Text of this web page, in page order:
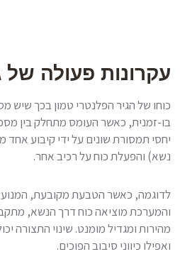
עקרונות פעולה של
כוחו של הגיר הפלנטרי טמון בכך שיש
בו-זמנית, כאשר העומס מתחלק בין
יחסי תמסורת שונים על ידי קיבוע
נשא) והפעלת כוח על רכיב אחר.
לדוגמה, כאשר הטבעת מקובעת,
והמערכת מוציאה כוח דרך הנשא,
מהירות ומגדיל מומנט. שינוי התצורה
ואפילו כיווני סיבוב הפוכים.